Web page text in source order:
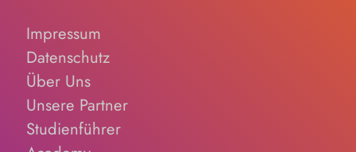
Impressum
Datenschutz
Über Uns
Unsere Partner
Studienführer